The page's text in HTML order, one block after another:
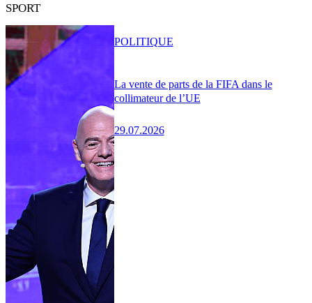
SPORT
La vente de parts de la FIFA dans le
collimateur de l’UE
29.07.2026
POLITIQUE